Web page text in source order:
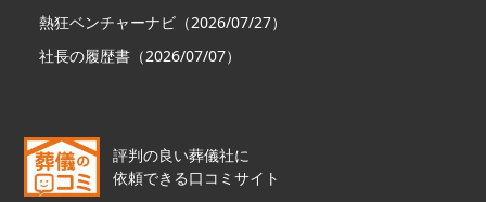
熱狂ベンチャーナビ（2026/07/27）
社長の履歴書（2026/07/07）
評判の良い葬儀社に
依頼できる口コミサイト